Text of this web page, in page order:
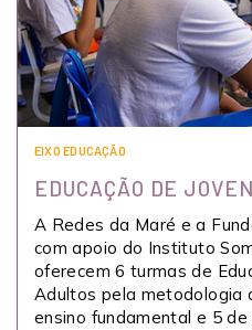
EIXO EDUCAÇÃO
EDUCAÇÃO DE
A Redes da Maré e a
com apoio do Instituto
oferecem 6 turmas de
Adultos pela metodologia
ensino fundamental e 5 de